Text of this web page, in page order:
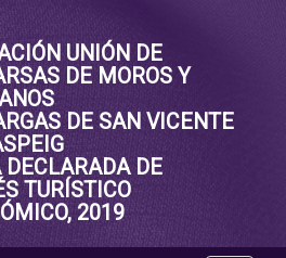
UNIÓN DE
DE MOROS Y
DE SAN VICENTE
DECLARADA DE
TURÍSTICO
2019